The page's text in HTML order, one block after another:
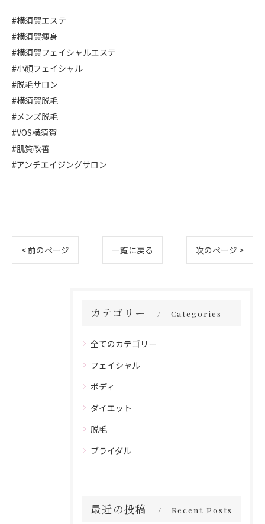
#横須賀エステ
#横須賀痩身
#横須賀フェイシャルエステ
#小顔フェイシャル
#脱毛サロン
#横須賀脱毛
#メンズ脱毛
#VOS横須賀
#肌質改善
#アンチエイジングサロン
< 前のページ 一覧に戻る 次のページ >
カテゴリー Categories
全てのカテゴリー
フェイシャル
ボディ
ダイエット
脱毛
ブライダル
最近の投稿 Recent Posts